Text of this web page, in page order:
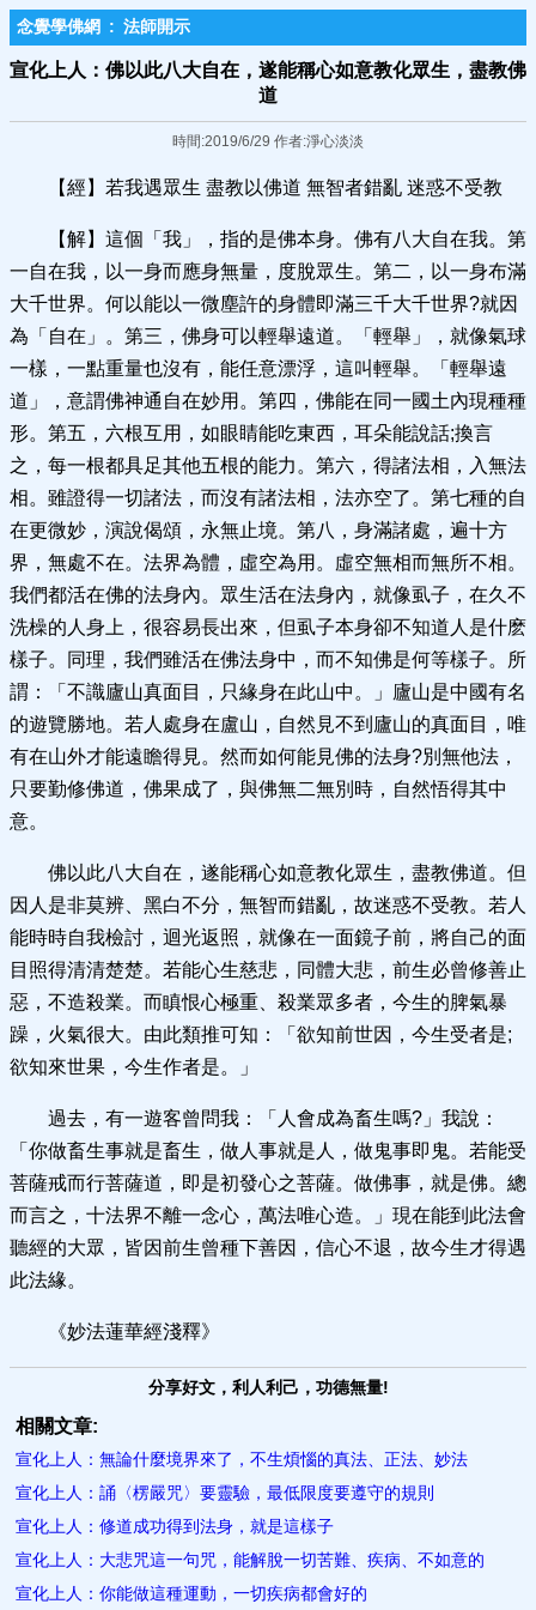
念覺學佛網 : 法師開示
宣化上人：佛以此八大自在，遂能稱心如意教化眾生，盡教佛
道
時間:2019/6/29 作者:淨心淡淡
【經】若我遇眾生 盡教以佛道 無智者錯亂 迷惑不受教
【解】這個「我」，指的是佛本身。佛有八大自在我。第
一自在我，以一身而應身無量，度脫眾生。第二，以一身布滿
大千世界。何以能以一微塵許的身體即滿三千大千世界?就因
為「自在」。第三，佛身可以輕舉遠道。「輕舉」，就像氣球
一樣，一點重量也沒有，能任意漂浮，這叫輕舉。「輕舉遠
道」，意謂佛神通自在妙用。第四，佛能在同一國土內現種種
形。第五，六根互用，如眼睛能吃東西，耳朵能說話;換言
之，每一根都具足其他五根的能力。第六，得諸法相，入無法
相。雖證得一切諸法，而沒有諸法相，法亦空了。第七種的自
在更微妙，演說偈頌，永無止境。第八，身滿諸處，遍十方
界，無處不在。法界為體，虛空為用。虛空無相而無所不相。
我們都活在佛的法身內。眾生活在法身內，就像虱子，在久不
洗橾的人身上，很容易長出來，但虱子本身卻不知道人是什麽
樣子。同理，我們雖活在佛法身中，而不知佛是何等樣子。所
謂：「不識廬山真面目，只緣身在此山中。」廬山是中國有名
的遊覽勝地。若人處身在盧山，自然見不到廬山的真面目，唯
有在山外才能遠瞻得見。然而如何能見佛的法身?別無他法，
只要勤修佛道，佛果成了，與佛無二無別時，自然悟得其中
意。
佛以此八大自在，遂能稱心如意教化眾生，盡教佛道。但
因人是非莫辨、黑白不分，無智而錯亂，故迷惑不受教。若人
能時時自我檢討，迴光返照，就像在一面鏡子前，將自己的面
目照得清清楚楚。若能心生慈悲，同體大悲，前生必曾修善止
惡，不造殺業。而瞋恨心極重、殺業眾多者，今生的脾氣暴
躁，火氣很大。由此類推可知：「欲知前世因，今生受者是;
欲知來世果，今生作者是。」
過去，有一遊客曾問我：「人會成為畜生嗎?」我說：
「你做畜生事就是畜生，做人事就是人，做鬼事即鬼。若能受
菩薩戒而行菩薩道，即是初發心之菩薩。做佛事，就是佛。總
而言之，十法界不離一念心，萬法唯心造。」現在能到此法會
聽經的大眾，皆因前生曾種下善因，信心不退，故今生才得遇
此法緣。
《妙法蓮華經淺釋》
分享好文，利人利己，功德無量!
相關文章:
宣化上人：無論什麼境界來了，不生煩惱的真法、正法、妙法
宣化上人：誦〈楞嚴咒〉要靈驗，最低限度要遵守的規則
宣化上人：修道成功得到法身，就是這樣子
宣化上人：大悲咒這一句咒，能解脫一切苦難、疾病、不如意的
宣化上人：你能做這種運動，一切疾病都會好的